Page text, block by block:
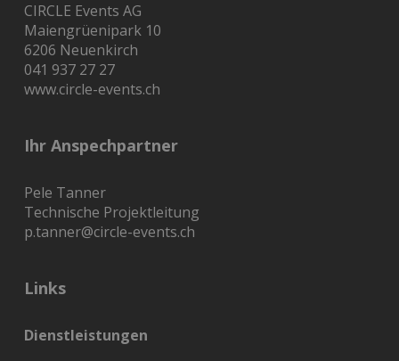
CIRCLE Events AG
Maiengrüenipark 10
6206 Neuenkirch
041 937 27 27
www.circle-events.ch
Ihr Anspechpartner
Pele Tanner
Technische Projektleitung
p.tanner@circle-events.ch
Links
Dienstleistungen